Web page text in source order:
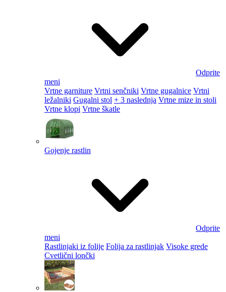
Odprite
meni
Vrtne garniture Vrtni senčniki Vrtne gugalnice Vrtni
ležalniki Gugalni stol + 3 naslednja Vrtne mize in stoli
Vrtne klopi Vrtne škatle
Gojenje rastlin
Odprite
meni
Rastlinjaki iz folije Folija za rastlinjak Visoke grede
Cvetlični lončki